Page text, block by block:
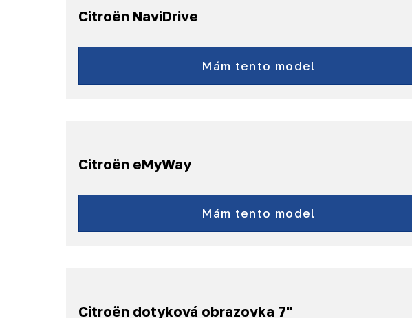
Citroën NaviDrive
C4, C4 Picasso,
C5, C6,
C8, Jumpy,
Mám tento model
Citroën eMyWay
C3, C4,
C5, C8,
DS3, DS4,
Mám tento model
Citroën dotyková obrazovka 7"